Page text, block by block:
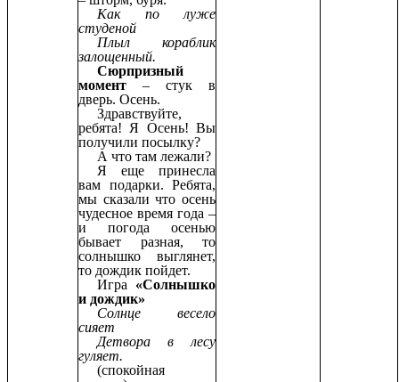
Как по луже
студеной
Плыл кораблик
залощенный.
Сюрпризный
момент – стук в
дверь. Осень.
Здравствуйте,
ребята! Я Осень! Вы
получили посылку?
А что там лежали?
Я еще принесла
вам подарки. Ребята,
мы сказали что осень
чудесное время года –
и погода осенью
бывает разная, то
солнышко выглянет,
то дождик пойдет.
Игра «Солнышко
и дождик»
Солнце весело
сияет
Детвора в лесу
гуляет.
(спокойная